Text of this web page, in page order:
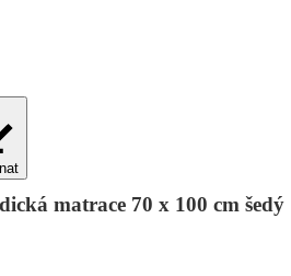
matrace 70 x 100 cm šedý